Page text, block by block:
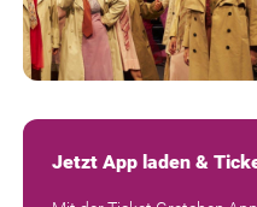
Jetzt App laden &